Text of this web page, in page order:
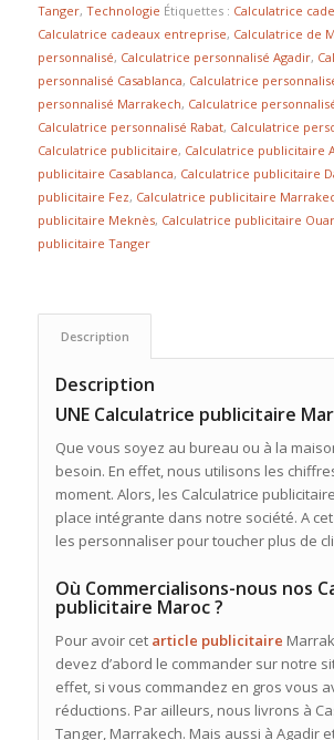
Tanger, Technologie Étiquettes : Calculatrice
Calculatrice cadeaux entreprise, Calculatrice de
personnalisé, Calculatrice personnalisé Agadir,
personnalisé Casablanca, Calculatrice
personnalisé Marrakech, Calculatrice
Calculatrice personnalisé Rabat, Calculatrice
Calculatrice publicitaire, Calculatrice publicitaire
publicitaire Casablanca, Calculatrice publicitaire
publicitaire Fez, Calculatrice publicitaire
publicitaire Meknès, Calculatrice publicitaire
publicitaire Tanger
Description
Description
UNE Calculatrice publicitaire
Que vous soyez au bureau ou à la
besoin. En effet, nous utilisons les
moment. Alors, les Calculatrice
place intégrante dans notre société. A
les personnaliser pour toucher plus de
Où Commercialisons-nous nos
publicitaire Maroc ?
Pour avoir cet article publicitaire
devez d’abord le commander sur notre
effet, si vous commandez en gros vous
réductions. Par ailleurs, nous livrons à
Tanger, Marrakech. Mais aussi à Agadir